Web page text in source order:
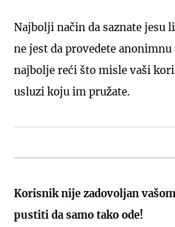
Najbolji način da saznate
ne jest da provedete anonimnu
najbolje reći što misle vaši
usluzi koju im pružate.
Korisnik nije zadovoljan
pustiti da samo tako ode!